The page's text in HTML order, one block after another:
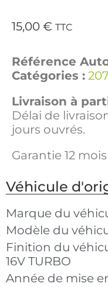
15,00 € TTC
Référence
Catégories :
Livraison à
Délai de
jours ouvrés.
Garantie 12 mois
Véhicule
Marque du
Modèle du
Finition du
16V TURBO
Année de mise